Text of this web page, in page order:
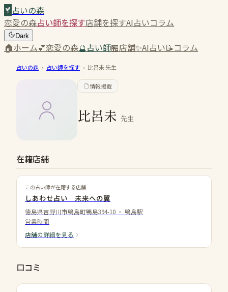
占いの森
恋愛の森占い師を探す店舗を探すAI占いコラム
Dark
🏠ホーム💕恋愛の森🔮占い師🏪店舗✨AI占い📝コラム
占いの森 › 占い師を探す › 比呂未先生
情報掲載
比呂未 先生
在籍店舗
この占い師が在籍する店舗
しあわせ占い 未来への翼
徳島県吉野川市鴨島町鴨島394-10 ・ 鴨島駅
営業時間
店舗の詳細を見る
口コミ